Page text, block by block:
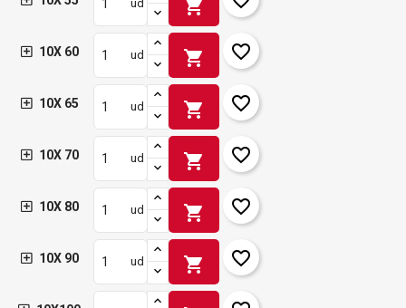
ud shopping_cart
10X 60 ud shopping_cart favorite_border
10X 65 ud shopping_cart favorite_border
10X 70 ud shopping_cart favorite_border
10X 80 ud shopping_cart favorite_border
10X 90 ud shopping_cart favorite_border